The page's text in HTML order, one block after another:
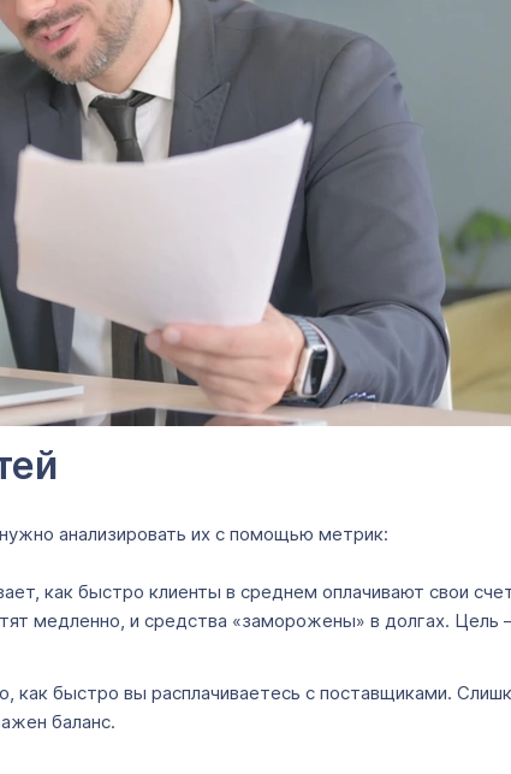
анализировать их с помощью метрик:
как быстро клиенты в среднем оплачивают свои
медленно, и средства «заморожены» в долгах. Цель
как быстро вы расплачиваетесь с поставщиками.
баланс.